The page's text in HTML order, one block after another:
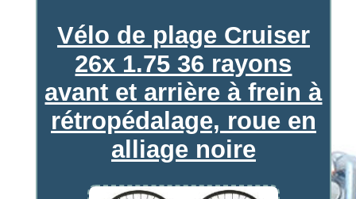
Vélo de plage Cruiser
26x 1.75 36 rayons
avant et arrière à frein à
rétropédalage, roue en
alliage noire